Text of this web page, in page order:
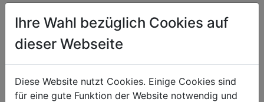
Das könnte Sie auch
interessieren
Ihre Wahl bezüglich Cookies auf
dieser Webseite
Diese Website nutzt Cookies. Einige Cookies sind
für eine gute Funktion der Website notwendig und